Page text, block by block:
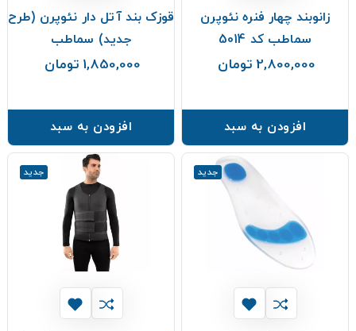
زانوبند چهار فنره نئوپرن
سماطب کد 5014
2,800,000 تومان
افزودن به سبد
قوزک بند آتل دار نئوپرن (طرح
جدید) سماطب
1,850,000 تومان
افزودن به سبد
جدید جدید